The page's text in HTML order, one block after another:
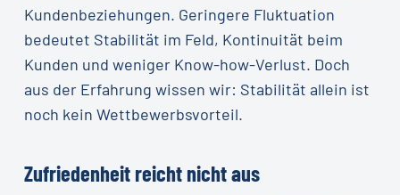
Kundenbeziehungen. Geringere Fluktuation
bedeutet Stabilität im Feld, Kontinuität beim
Kunden und weniger Know-how-Verlust. Doch
aus der Erfahrung wissen wir: Stabilität allein ist
noch kein Wettbewerbsvorteil.
Zufriedenheit reicht nicht aus